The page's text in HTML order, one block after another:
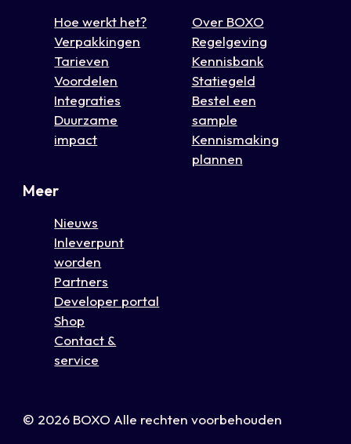
Hoe werkt het?
Verpakkingen
Tarieven
Voordelen
Integraties
Duurzame
impact
Over BOXO
Regelgeving
Kennisbank
Statiegeld
Bestel een
sample
Kennismaking
plannen
Meer
Nieuws
Inleverpunt
worden
Partners
Developer portal
Shop
Contact &
service
© 2026 BOXO Alle rechten voorbehouden